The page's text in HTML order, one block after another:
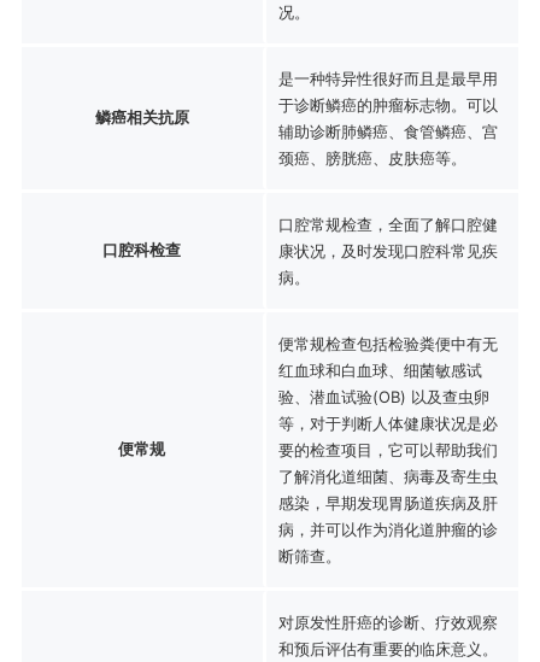
况。
鳞癌相关抗原
是一种特异性很好而且是最早用
于诊断鳞癌的肿瘤标志物。可以
辅助诊断肺鳞癌、食管鳞癌、宫
颈癌、膀胱癌、皮肤癌等。
口腔科检查
口腔常规检查，全面了解口腔健
康状况，及时发现口腔科常见疾
病。
便常规
便常规检查包括检验粪便中有无
红血球和白血球、细菌敏感试
验、潜血试验(OB) 以及查虫卵
等，对于判断人体健康状况是必
要的检查项目，它可以帮助我们
了解消化道细菌、病毒及寄生虫
感染，早期发现胃肠道疾病及肝
病，并可以作为消化道肿瘤的诊
断筛查。
对原发性肝癌的诊断、疗效观察
和预后评估有重要的临床意义。